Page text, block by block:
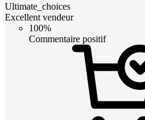
Ultimate_choices
Excellent vendeur
100%
Commentaire positif